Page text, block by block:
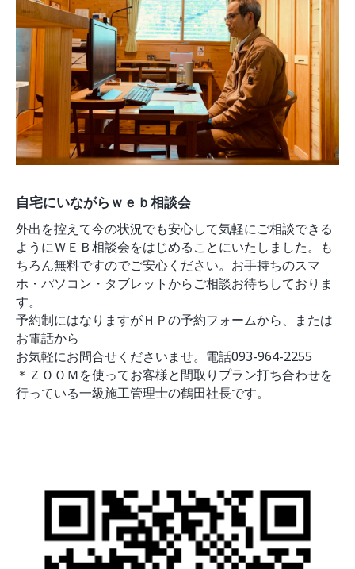
ABOUT
会社概要
採用情報
スタッフ紹介
ブログ
お知らせ
お問い合わせ・資料請求
自宅にいながらｗｅｂ相談会
外出を控えて今の状況でも安心して気軽にご相談できる
ようにＷＥＢ相談会をはじめることにいたしました。も
ちろん無料ですのでご安心ください。お手持ちのスマ
ホ・パソコン・タブレットからご相談お待ちしておりま
す。
予約制にはなりますがＨＰの予約フォームから、または
お電話から
お気軽にお問合せくださいませ。電話093-964-2255
＊ＺＯＯＭを使ってお客様と間取りプラン打ち合わせを
行っている一級施工管理士の鶴田社長です。